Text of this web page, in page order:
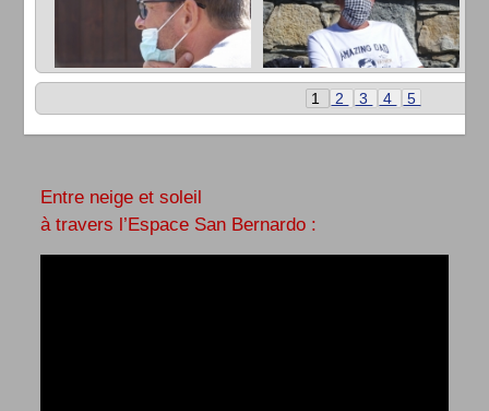
1 2 3 4 5
Entre neige et soleil
à travers l’Espace San Bernardo :